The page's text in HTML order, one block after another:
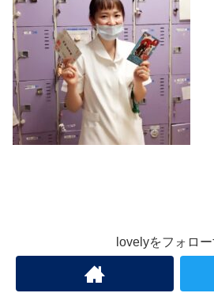
lovelyをフォロ